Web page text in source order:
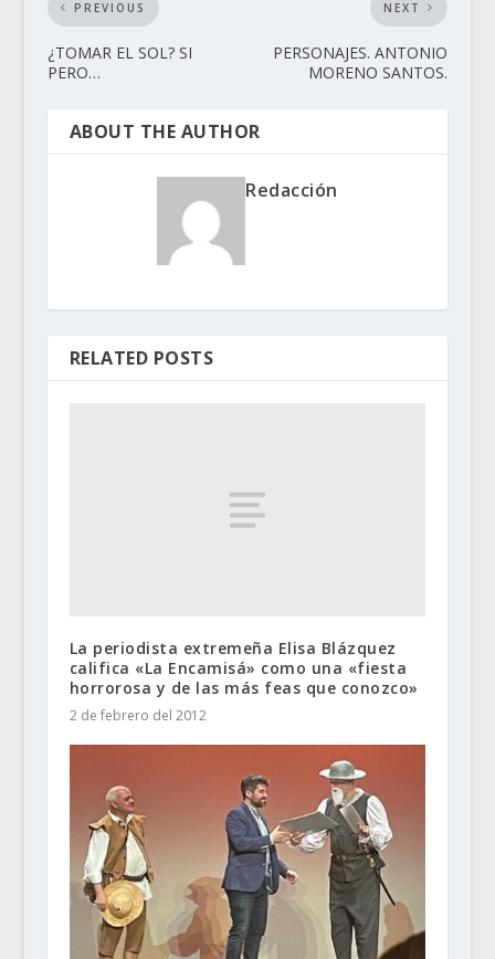
PREVIOUS
¿TOMAR EL SOL? SI
PERO…
NEXT
PERSONAJES. ANTONIO
MORENO SANTOS.
ABOUT THE AUTHOR
Redacción
RELATED POSTS
La periodista extremeña Elisa Blázquez
califica «La Encamisá» como una «fiesta
horrorosa y de las más feas que conozco»
2 de febrero del 2012